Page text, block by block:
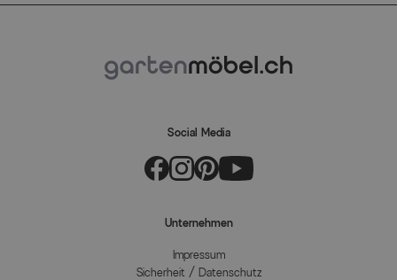
Social Media
Unternehmen
Impressum
Sicherheit / Datenschutz